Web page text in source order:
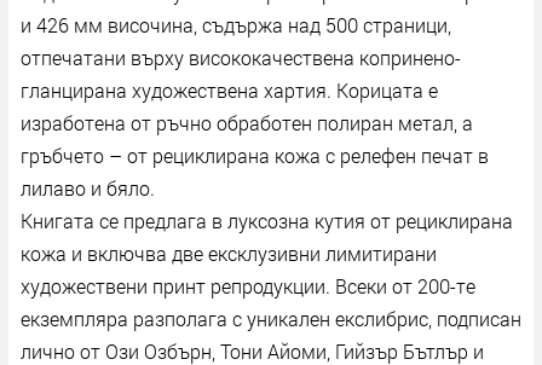
и 426 мм височина, съдържа над 500 страници,
отпечатани върху висококачествена копринено-
гланцирана художествена хартия. Корицата е
изработена от ръчно обработен полиран метал, а
гръбчето – от рециклирана кожа с релефен печат в
лилаво и бяло.
Книгата се предлага в луксозна кутия от рециклирана
кожа и включва две ексклузивни лимитирани
художествени принт репродукции. Всеки от 200-те
екземпляра разполага с уникален екслибрис, подписан
лично от Ози Озбърн, Тони Айоми, Гийзър Бътлър и